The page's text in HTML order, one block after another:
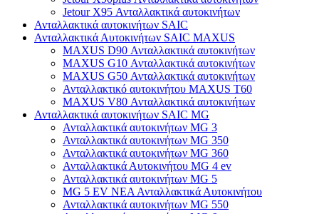
Jetour X95 Ανταλλακτικά αυτοκινήτων
Ανταλλακτικά αυτοκινήτων SAIC
Ανταλλακτικά Αυτοκινήτων SAIC MAXUS
MAXUS D90 Ανταλλακτικά αυτοκινήτων
MAXUS G10 Ανταλλακτικά αυτοκινήτων
MAXUS G50 Ανταλλακτικά αυτοκινήτων
Ανταλλακτικό αυτοκινήτου MAXUS T60
MAXUS V80 Ανταλλακτικά αυτοκινήτων
Ανταλλακτικά αυτοκινήτων SAIC MG
Ανταλλακτικά αυτοκινήτων MG 3
Ανταλλακτικά αυτοκινήτων MG 350
Ανταλλακτικά αυτοκινήτων MG 360
Ανταλλακτικά Αυτοκινήτου MG 4 ev
Ανταλλακτικά αυτοκινήτων MG 5
MG 5 EV ΝΕΑ Ανταλλακτικά Αυτοκινήτου
Ανταλλακτικά αυτοκινήτων MG 550